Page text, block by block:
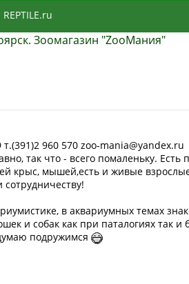
Зоомагазин "ZooМания"
960 570 zoo-mania@yandex.ru
так что - всего помаленьку. Есть
крыс, мышей,есть и живые
в аквариумных темах
и собак как при паталогиях так и
подружимся